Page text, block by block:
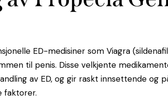
ED-medisiner som Viagra
til penis. Disse velkjente
av ED, og ​​gir raskt innsettende og
faktorer.